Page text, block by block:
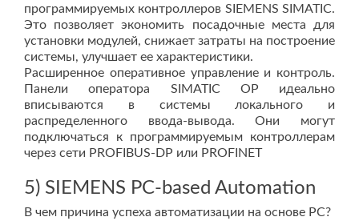
программируемых контроллеров SIEMENS SIMATIC.
Это позволяет экономить посадочные места для
установки модулей, снижает затраты на построение
системы, улучшает ее характеристики.
Расширенное оперативное управление и контроль.
Панели оператора SIMATIC OP идеально
вписываются в системы локального и
распределенного ввода-вывода. Они могут
подключаться к программируемым контроллерам
через сети PROFIBUS-DP или PROFINET
5) SIEMENS PC-based Automation
В чем причина успеха автоматизации на основе PC?